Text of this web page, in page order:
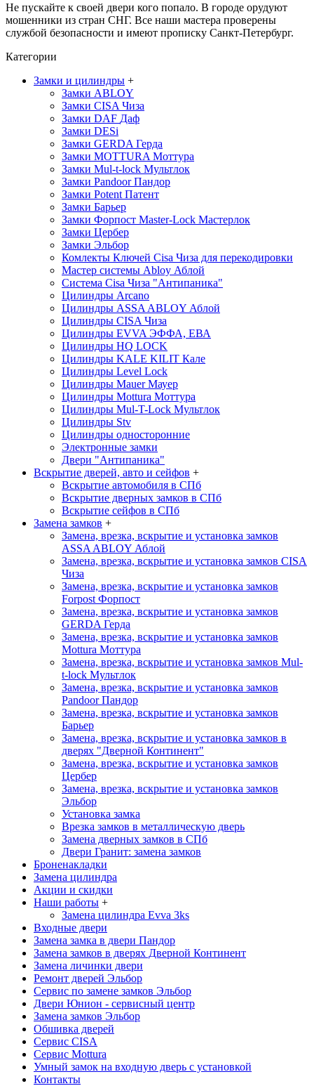
Не пускайте к своей двери кого попало. В городе орудуют
мошенники из стран СНГ. Все наши мастера проверены
службой безопасности и имеют прописку Санкт-Петербург.
Категории
Замки и цилиндры +
Замки ABLOY
Замки CISA Чиза
Замки DAF Даф
Замки DESi
Замки GERDA Герда
Замки MOTTURA Моттура
Замки Mul-t-lock Мультлок
Замки PandoorПандор
Замки Potent Патент
Замки Барьер
Замки Форпост Master-Lock Мастерлок
Замки Цербер
Замки Эльбор
Комлекты Ключей Cisa Чиза для перекодировки
Мастер системы Abloy Аблой
Система Cisa Чиза "Антипаника"
Цилиндры Arcano
Цилиндры ASSA ABLOY Аблой
Цилиндры CISA Чиза
Цилиндры EVVA ЭФФА, ЕВА
Цилиндры HQ LOCK
Цилиндры KALE KILIT Кале
Цилиндры Level Lock
Цилиндры MauerМауер
Цилиндры Mottura Моттура
Цилиндры Mul-T-Lock Мультлок
Цилиндры Stv
Цилиндры односторонние
Электронные замки
Двери "Антипаника"
Вскрытие дверей, авто и сейфов +
Вскрытие автомобиля в СПб
Вскрытие дверных замков в СПб
Вскрытие сейфов в СПб
Замена замков +
Замена, врезка, вскрытие и установка замков
ASSA ABLOY Аблой
Замена, врезка, вскрытие и установка замков CISA
Чиза
Замена, врезка, вскрытие и установка замков
Forpost Форпост
Замена, врезка, вскрытие и установка замков
GERDA Герда
Замена, врезка, вскрытие и установка замков
Mottura Моттура
Замена, врезка, вскрытие и установка замков Mul-
t-lock Мультлок
Замена, врезка, вскрытие и установка замков
PandoorПандор
Замена, врезка, вскрытие и установка замков
Барьер
Замена, врезка, вскрытие и установка замков в
дверях "Дверной Континент"
Замена, врезка, вскрытие и установка замков
Цербер
Замена, врезка, вскрытие и установка замков
Эльбор
Установка замка
Врезка замков в металлическую дверь
Замена дверных замков в СПб
Двери Гранит: замена замков
Броненакладки
Замена цилиндра
Акции и скидки
Наши работы +
Замена цилиндра Evva 3ks
Входные двери
Замена замка в двери Пандор
Замена замков в дверях Дверной Континент
Замена личинки двери
Ремонт дверей Эльбор
Сервис по замене замков Эльбор
Двери Юнион - сервисный центр
Замена замков Эльбор
Обшивка дверей
Сервис CISA
Сервис Mottura
Умный замок на входную дверь с установкой
Контакты